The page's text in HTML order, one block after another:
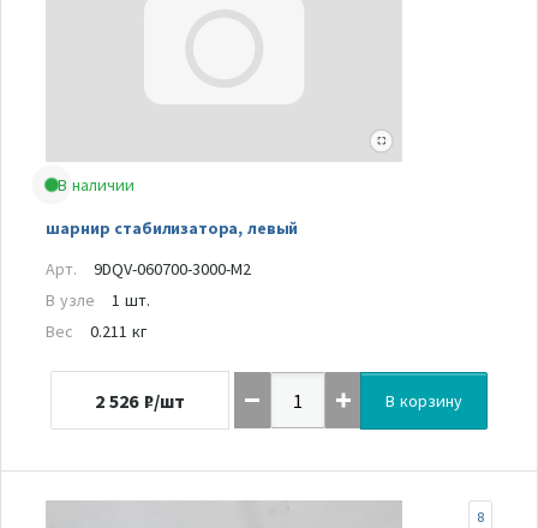
В наличии
шарнир стабилизатора, левый
Арт.
9DQV-060700-3000-M2
В узле
1 шт.
Вес
0.211 кг
2 526 ₽/шт В корзину
8